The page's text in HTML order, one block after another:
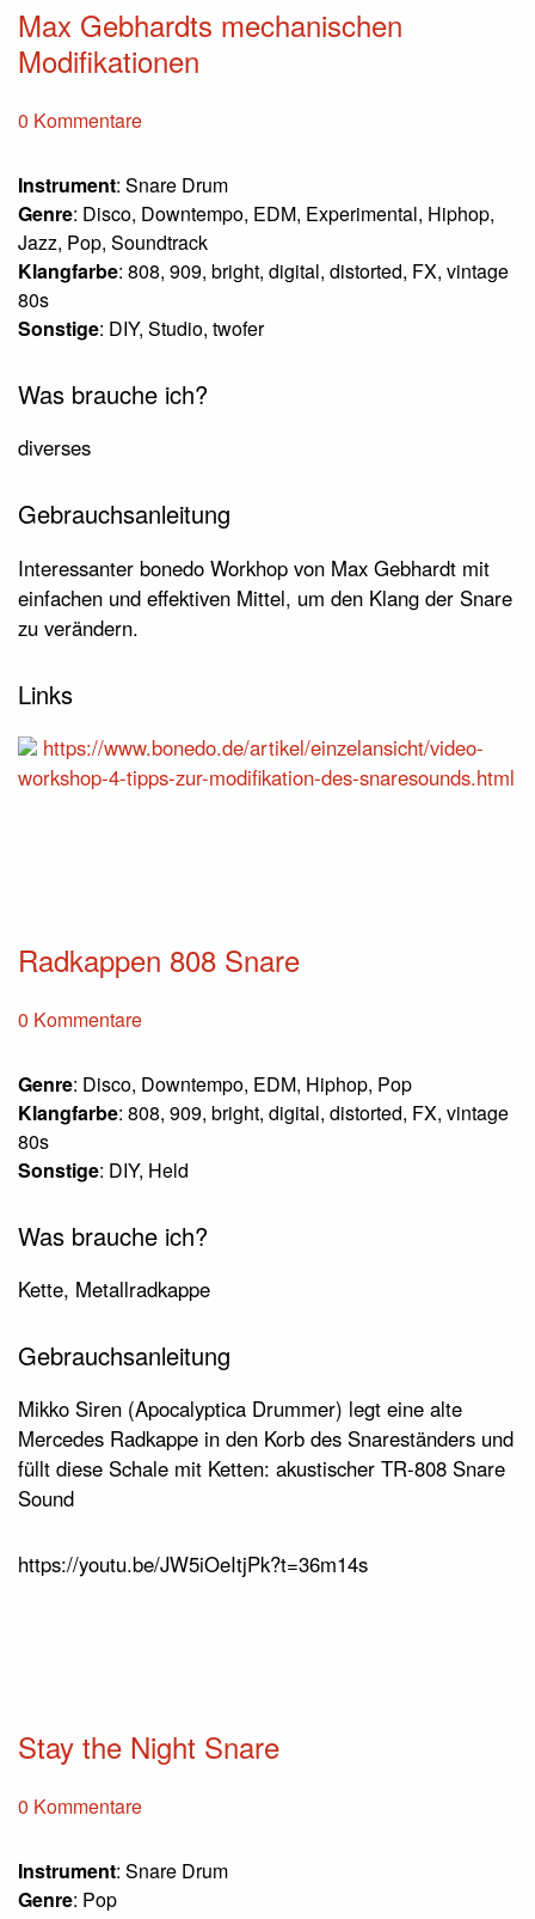
Max Gebhardts mechanischen
Modifikationen
0 Kommentare
Instrument: Snare Drum
Genre: Disco, Downtempo, EDM, Experimental, Hiphop,
Jazz, Pop, Soundtrack
Klangfarbe: 808, 909, bright, digital, distorted, FX, vintage
80s
Sonstige: DIY, Studio, twofer
Was brauche ich?
diverses
Gebrauchsanleitung
Interessanter bonedo Workhop von Max Gebhardt mit
einfachen und effektiven Mittel, um den Klang der Snare
zu verändern.
Links
https://www.bonedo.de/artikel/einzelansicht/video-
workshop-4-tipps-zur-modifikation-des-snaresounds.html
Radkappen 808 Snare
0 Kommentare
Genre: Disco, Downtempo, EDM, Hiphop, Pop
Klangfarbe: 808, 909, bright, digital, distorted, FX, vintage
80s
Sonstige: DIY, Held
Was brauche ich?
Kette, Metallradkappe
Gebrauchsanleitung
Mikko Siren (Apocalyptica Drummer) legt eine alte
Mercedes Radkappe in den Korb des Snareständers und
füllt diese Schale mit Ketten: akustischer TR-808 Snare
Sound
https://youtu.be/JW5iOeItjPk?t=36m14s
Stay the Night Snare
0 Kommentare
Instrument: Snare Drum
Genre: Pop